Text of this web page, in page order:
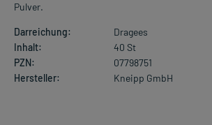
Pulver.
Darreichung:
Dragees
Inhalt:
40 St
PZN:
07798751
Hersteller:
Kneipp GmbH